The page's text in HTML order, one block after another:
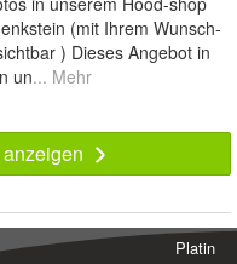
(mit Ihrem Wunsch-
) Dieses Angebot in
un... Mehr
Platin